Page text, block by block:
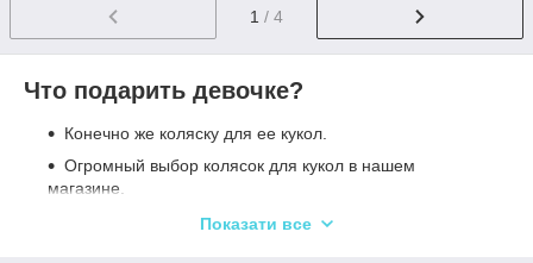
1 / 4
Что подарить девочке?
Конечно же коляску для ее кукол.
Огромный выбор колясок для кукол в нашем
магазине.
Летние и зимние,различной конструкции,в различных
Показати все